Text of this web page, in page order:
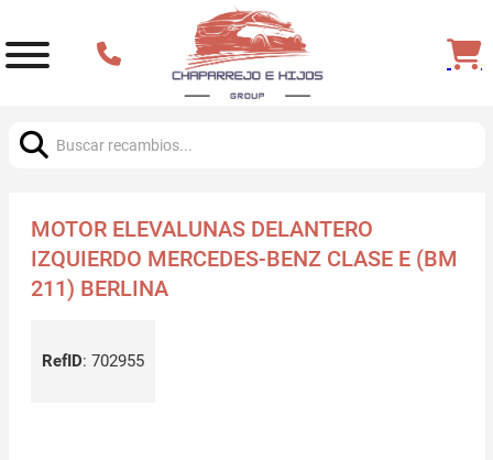
MOTOR ELEVALUNAS DELANTERO
IZQUIERDO MERCEDES-BENZ CLASE E (BM
211) BERLINA
RefID: 702955